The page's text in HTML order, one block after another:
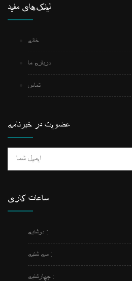
لینک‌های مفید
خانه
درباره ما
تماس
عضویت در خبرنامه
ساعات کاری
دوشنبه :
سه شنبه :
چهارشنبه :